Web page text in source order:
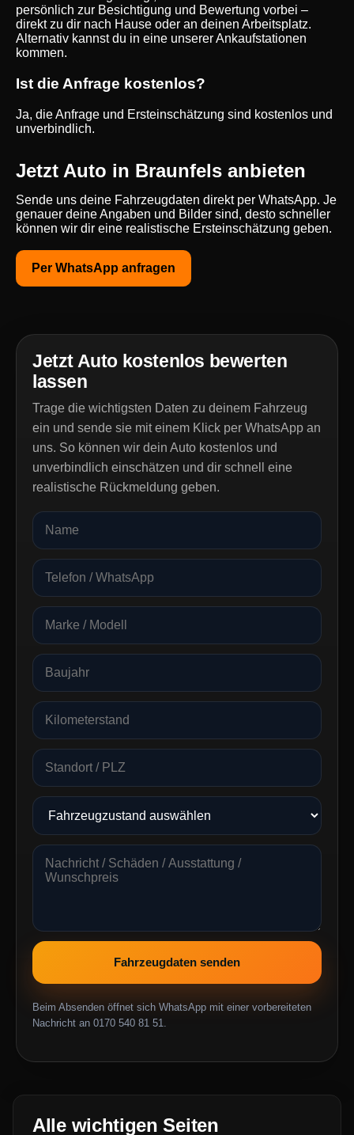
persönlich zur Besichtigung und Bewertung vorbei –
direkt zu dir nach Hause oder an deinen Arbeitsplatz.
Alternativ kannst du in eine unserer Ankaufstationen
kommen.
Ist die Anfrage kostenlos?
Ja, die Anfrage und Ersteinschätzung sind kostenlos und
unverbindlich.
Jetzt Auto in Braunfels anbieten
Sende uns deine Fahrzeugdaten direkt per WhatsApp. Je
genauer deine Angaben und Bilder sind, desto schneller
können wir dir eine realistische Ersteinschätzung geben.
Per WhatsApp anfragen
Jetzt Auto kostenlos bewerten
lassen
Trage die wichtigsten Daten zu deinem Fahrzeug
ein und sende sie mit einem Klick per WhatsApp an
uns. So können wir dein Auto kostenlos und
unverbindlich einschätzen und dir schnell eine
realistische Rückmeldung geben.
Fahrzeugdaten senden
Beim Absenden öffnet sich WhatsApp mit einer vorbereiteten
Nachricht an 0170 540 81 51.
Alle wichtigen Seiten